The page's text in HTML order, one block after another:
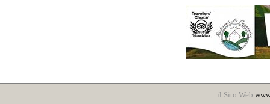
il Sito Web